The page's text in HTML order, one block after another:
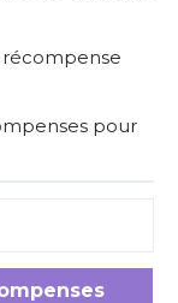
récompense
pour